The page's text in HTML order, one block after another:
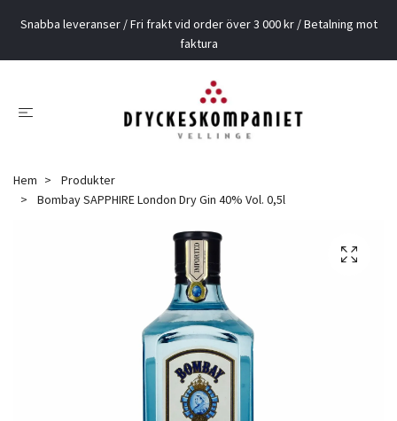
Snabba leveranser / Fri frakt vid order över 3 000 kr / Betalning mot
faktura
Hem
Produkter
Bombay SAPPHIRE London Dry Gin 40% Vol. 0,5l